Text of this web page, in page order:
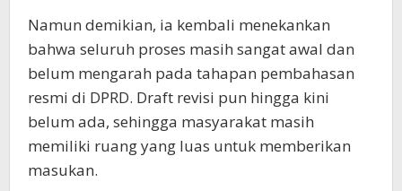
Namun demikian, ia kembali menekankan
bahwa seluruh proses masih sangat awal dan
belum mengarah pada tahapan pembahasan
resmi di DPRD. Draft revisi pun hingga kini
belum ada, sehingga masyarakat masih
memiliki ruang yang luas untuk memberikan
masukan.